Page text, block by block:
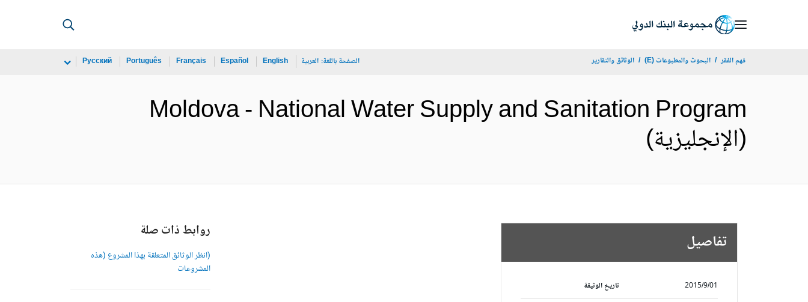
فهم الفقر البحوث والمطبوعات (E) الوثائق والتقارير الصفحة باللغة: العربية English
Español
Français
Português
Русский
Moldova - National Water Supply and Sanitation Program
(الإنجليزية)
تفاصيل
تاريخ الوثيقة 2015/9/01
روابط ذات صلة
(انظر الوثائق المتعلقة بهذا المشروع (هذه
المشروعات